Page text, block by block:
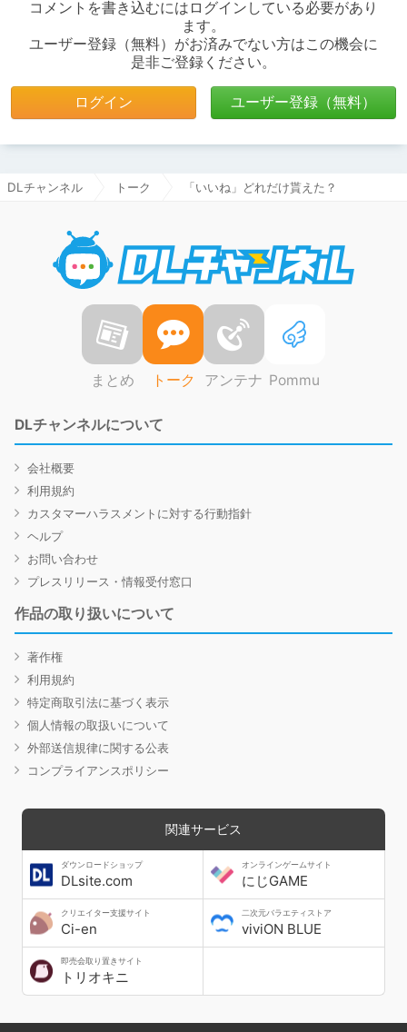
コメントを書き込むにはログインしている必要があり
ます。
ユーザー登録（無料）がお済みでない方はこの機会に
是非ご登録ください。
ログイン ユーザー登録（無料）
DLチャンネル トーク 「いいね」どれだけ貰えた？
まとめ トーク アンテナ Pommu
DLチャンネルについて
会社概要
利用規約
カスタマーハラスメントに対する行動指針
ヘルプ
お問い合わせ
プレスリリース・情報受付窓口
作品の取り扱いについて
著作権
利用規約
特定商取引法に基づく表示
個人情報の取扱いについて
外部送信規律に関する公表
コンプライアンスポリシー
関連サービス
ダウンロードショップ
DLsite.com
オンラインゲームサイト
にじGAME
クリエイター支援サイト
Ci-en
二次元バラエティストア
viviON BLUE
即売会取り置きサイト
トリオキニ